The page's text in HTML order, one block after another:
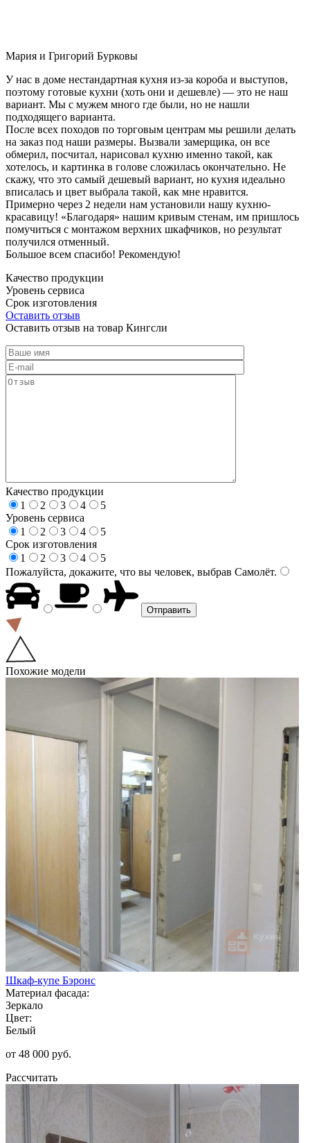
Мария и Григорий Бурковы
У нас в доме нестандартная кухня из-за короба и выступов,
поэтому готовые кухни (хоть они и дешевле) — это не наш
вариант. Мы с мужем много где были, но не нашли
подходящего варианта.
После всех походов по торговым центрам мы решили делать
на заказ под наши размеры. Вызвали замерщика, он все
обмерил, посчитал, нарисовал кухню именно такой, как
хотелось, и картинка в голове сложилась окончательно. Не
скажу, что это самый дешевый вариант, но кухня идеально
вписалась и цвет выбрала такой, как мне нравится.
Примерно через 2 недели нам установили нашу кухню-
красавицу! «Благодаря» нашим кривым стенам, им пришлось
помучиться с монтажом верхних шкафчиков, но результат
получился отменный.
Большое всем спасибо! Рекомендую!
Качество продукции
Уровень сервиса
Срок изготовления
Оставить отзыв
Оставить отзыв на товар Кингсли
Качество продукции
1
2 3 4
5
Уровень сервиса
1
2 3 4
5
Срок изготовления
1
2 3 4
5
Пожалуйста, докажите, что вы человек, выбрав Самолёт.
Похожие модели
Шкаф-купе Бэронс
Материал фасада:
Зеркало
Цвет:
Белый
от 48 000 руб.
Рассчитать